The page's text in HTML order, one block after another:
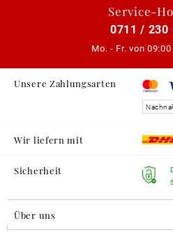
Service-
0711 / 230
Mo. - Fr. von
Unsere Zahlungsarten
Wir liefern mit
Sicherheit
Über uns